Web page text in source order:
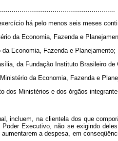
há pelo menos seis meses
da Economia, Fazenda e
da Economia, Fazenda e Planejamento;
da Fundação Instituto Brasileiro
da Economia, Fazenda e
dos Ministérios e dos órgãos
incluem, na clientela dos que
Executivo, não se exigindo
a despesa, em